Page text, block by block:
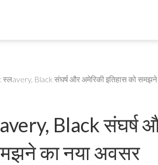
स्लavery, Black संघर्ष और अमेरिकी इतिहास को
Black संघर्ष
का नया अवसर